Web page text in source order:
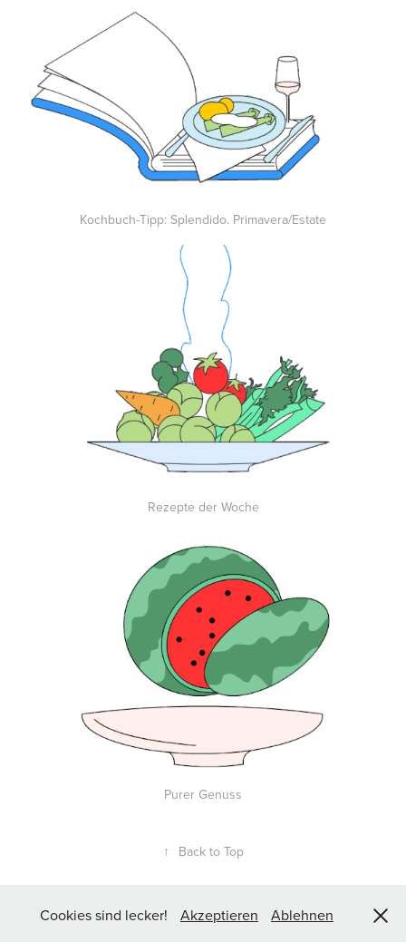
Kochbuch-Tipp: Splendido. Primavera/Estate
Rezepte der Woche
Purer Genuss
↑ Back to Top
© Copyright 2025 Eva Revolver Illustration
Cookies sind lecker! Akzeptieren Ablehnen